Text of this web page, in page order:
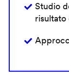
Studio